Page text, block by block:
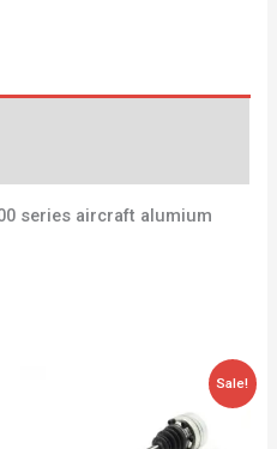
series aircraft alumium
Sale!
115,70 €.